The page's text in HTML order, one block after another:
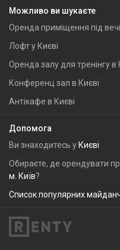
Можливо ви шукаєте
Оренда приміщення під
Лофт у Києві
Оренда залу для тренінгу в
Конференц зал в Києві
Антікафе в Києві
Допомога
Ви знаходитесь у Києві
Обираєте, де орендувати
м. Київ?
Список популярних